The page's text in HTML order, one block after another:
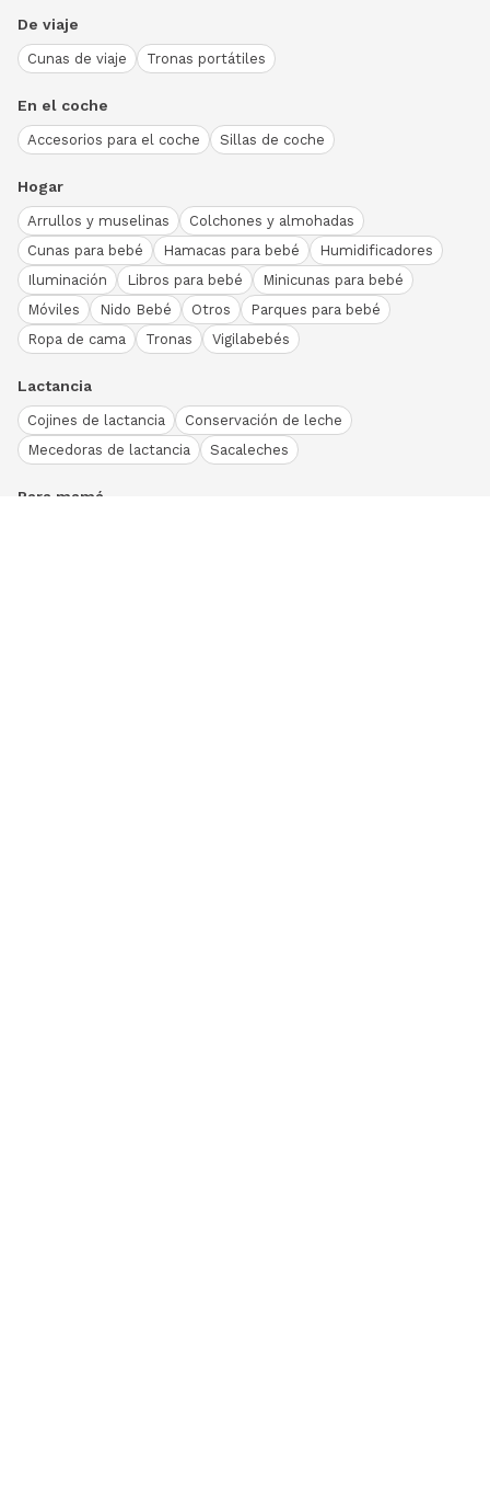
De viaje
Cunas de viaje Tronas portátiles
En el coche
Accesorios para el coche Sillas de coche
Hogar
Arrullos y muselinas
Colchones y almohadas
Cunas para bebé
Hamacas para bebé
Humidificadores
Iluminación
Libros para bebé
Minicunas para bebé
Móviles
Nido Bebé Otros
Parques para bebé
Ropa de cama
Tronas Vigilabebés
Lactancia
Cojines de lactancia
Conservación de leche
Mecedoras de lactancia
Sacaleches
Para mamá